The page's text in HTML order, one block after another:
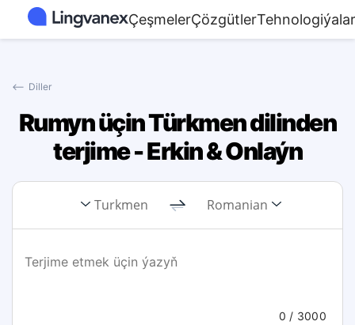
ÇeşmelerÇözgütlerTehnologiýalar
⟵ Diller
Rumyn üçin Türkmen dilinden
terjime - Erkin & Onlaýn
Turkmen Romanian
0 / 3000